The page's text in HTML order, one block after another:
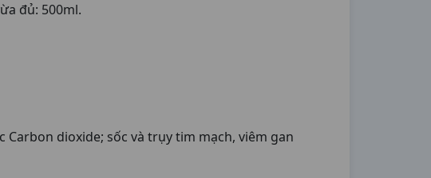
đủ: 500ml.
dioxide; sốc và trụy tim mạch, viêm gan